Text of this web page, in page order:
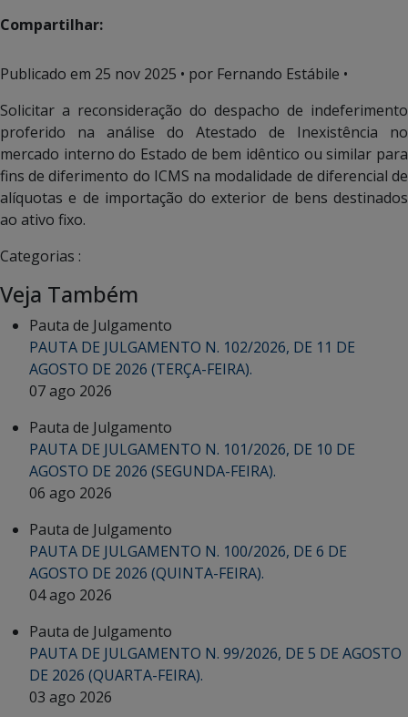
Compartilhar:
Publicado em 25 nov 2025 • por Fernando Estábile •
Solicitar a reconsideração do despacho de indeferimento
proferido na análise do Atestado de Inexistência no
mercado interno do Estado de bem idêntico ou similar para
fins de diferimento do ICMS na modalidade de diferencial de
alíquotas e de importação do exterior de bens destinados
ao ativo fixo.
Categorias :
Veja Também
Pauta de Julgamento
PAUTA DE JULGAMENTO N. 102/2026, DE 11 DE
AGOSTO DE 2026 (TERÇA-FEIRA).
07 ago 2026
Pauta de Julgamento
PAUTA DE JULGAMENTO N. 101/2026, DE 10 DE
AGOSTO DE 2026 (SEGUNDA-FEIRA).
06 ago 2026
Pauta de Julgamento
PAUTA DE JULGAMENTO N. 100/2026, DE 6 DE
AGOSTO DE 2026 (QUINTA-FEIRA).
04 ago 2026
Pauta de Julgamento
PAUTA DE JULGAMENTO N. 99/2026, DE 5 DE AGOSTO
DE 2026 (QUARTA-FEIRA).
03 ago 2026